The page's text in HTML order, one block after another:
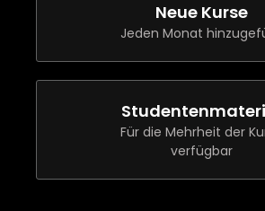
Neue Kurse
Jeden Monat
Für die Mehrheit der
verfügbar